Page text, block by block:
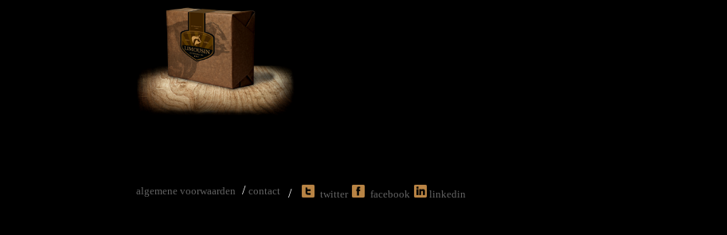
algemene voorwaarden / contact / twitter facebook linkedin